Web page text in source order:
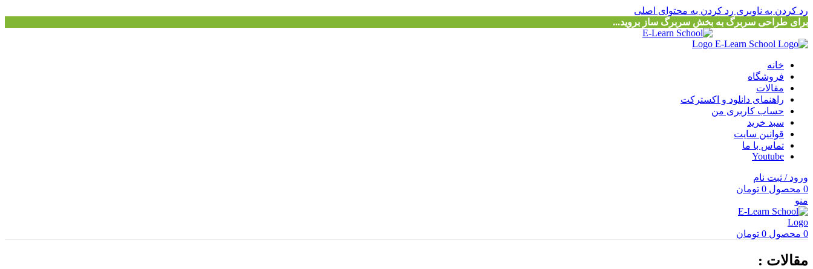
رد کردن به ناوبری رد کردن به محتوای اصلی
برای طراحی سربرگ به بخش سربرگ ساز بروید...
خانه
فروشگاه
مقالات
راهنمای دانلود و اکسترکت
حساب کاربری من
سبد خرید
قوانین سایت
تماس با ما
Youtube
ورود / ثبت نام
0 محصول 0 تومان
منو
0 محصول 0 تومان
مقالات :